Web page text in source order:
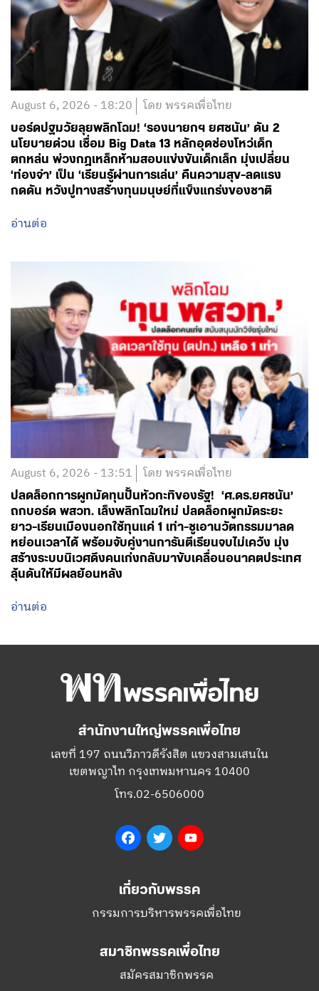
August 6, 2026 - 18:20 โดย พรรคเพื่อไทย
บอร์ดปฐมวัยลุยพลิกโฉม! ‘รองนายกฯ ยศชนัน’ ดัน 2
นโยบายด่วน เชื่อม Big Data 13 หลักอุดช่องโหว่เด็ก
ตกหล่น พ่วงกฎเหล็กห้ามสอบแข่งขันเด็กเล็ก มุ่งเปลี่ยน
‘ท่องจำ’ เป็น ‘เรียนรู้ผ่านการเล่น’ คืนความสุข-ลดแรง
กดดัน หวังปูทางสร้างทุนมนุษย์ที่แข็งแกร่งของชาติ
อ่านต่อ
August 6, 2026 - 13:51 โดย พรรคเพื่อไทย
ปลดล็อกการผูกมัดทุนปั้นหัวกะทิของรัฐ! ‘ศ.ดร.ยศชนัน’
ถกบอร์ด พสวท. เล็งพลิกโฉมใหม่ ปลดล็อกผูกมัดระยะ
ยาว-เรียนเมืองนอกใช้ทุนแค่ 1 เท่า-ชูเอานวัตกรรมมาลด
หย่อนเวลาได้ พร้อมจับคู่งานการันตีเรียนจบไม่เคว้ง มุ่ง
สร้างระบบนิเวศดึงคนเก่งกลับมาขับเคลื่อนอนาคตประเทศ
ลุ้นดันให้มีผลย้อนหลัง
อ่านต่อ
สำนักงานใหญ่พรรคเพื่อไทย
เลขที่ 197 ถนนวิภาวดีรังสิต แขวงสามเสนใน
เขตพญาไท กรุงเทพมหานคร 10400
โทร.02-6506000
FacebookTwitter
เกี่ยวกับพรรค
กรรมการบริหารพรรคเพื่อไทย
สมาชิกพรรคเพื่อไทย
สมัครสมาชิกพรรค